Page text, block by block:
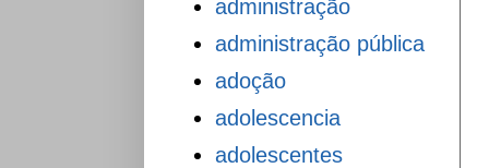
administração
administração pública
adoção
adolescencia
adolescentes